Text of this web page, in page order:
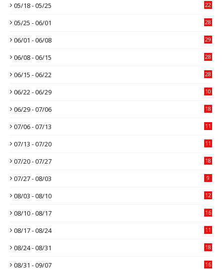
05/18 - 05/25 22
05/25 - 06/01 28
06/01 - 06/08 29
06/08 - 06/15 28
06/15 - 06/22 28
06/22 - 06/29 10
06/29 - 07/06 18
07/06 - 07/13 11
07/13 - 07/20 11
07/20 - 07/27 18
07/27 - 08/03 9
08/03 - 08/10 12
08/10 - 08/17 16
08/17 - 08/24 11
08/24 - 08/31 18
08/31 - 09/07 16